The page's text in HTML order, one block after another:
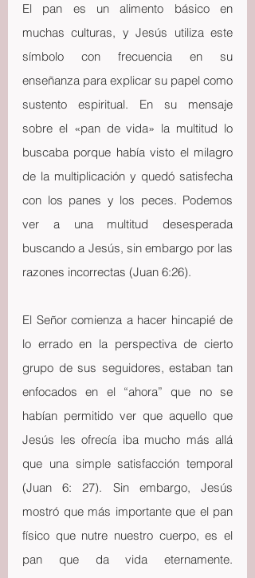
El pan es un alimento básico en
muchas culturas, y Jesús utiliza este
símbolo con frecuencia en su
enseñanza para explicar su papel como
sustento espiritual. En su mensaje
sobre el «pan de vida» la multitud lo
buscaba porque había visto el milagro
de la multiplicación y quedó satisfecha
con los panes y los peces. Podemos
ver a una multitud desesperada
buscando a Jesús, sin embargo por las
razones incorrectas (Juan 6:26).
El Señor comienza a hacer hincapié de
lo errado en la perspectiva de cierto
grupo de sus seguidores, estaban tan
enfocados en el “ahora” que no se
habían permitido ver que aquello que
Jesús les ofrecía iba mucho más allá
que una simple satisfacción temporal
(Juan 6: 27). Sin embargo, Jesús
mostró que más importante que el pan
físico que nutre nuestro cuerpo, es el
pan que da vida eternamente.